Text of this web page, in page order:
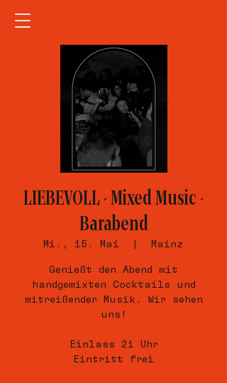
LIEBEVOLL - Mixed Music -
Barabend
Mi., 15. Mai Mainz
Genießt den Abend mit
handgemixten Cocktails und
mitreißender Musik. Wir sehen
uns!
Einlass 21 Uhr
Eintritt frei